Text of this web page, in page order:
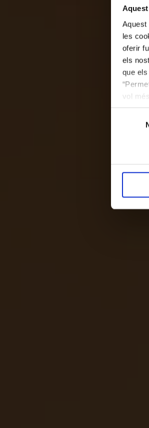
Aquest
les
oferir
els
que
vol
les